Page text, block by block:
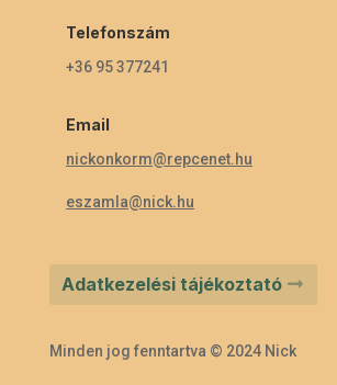
Telefonszám
+36 95 377241
Email
nickonkorm@repcenet.hu
eszamla@nick.hu
Adatkezelési tájékoztató
Minden jog fenntartva © 2024 Nick